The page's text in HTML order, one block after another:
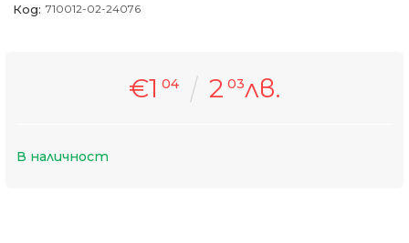
Код: 710012-02-24076
€1 04 2 03лв.
В наличност